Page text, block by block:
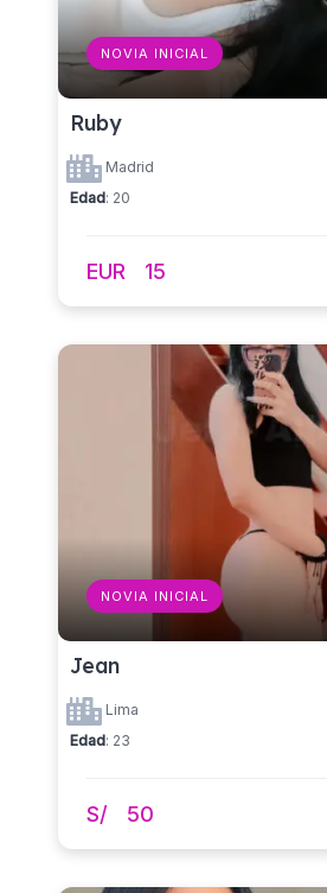
NOVIA INICIAL
Ruby
Madrid
Edad: 20
EUR 15
NOVIA INICIAL
Jean
Lima
Edad: 23
S/ 50